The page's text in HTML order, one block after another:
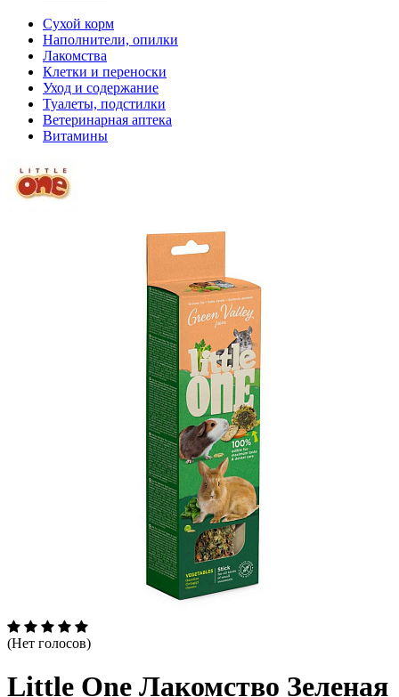
Сухой корм
Наполнители, опилки
Лакомства
Клетки и переноски
Уход и содержание
Туалеты, подстилки
Ветеринарная аптека
Витамины
(Нет голосов)
Little One Лакомство Зеленая